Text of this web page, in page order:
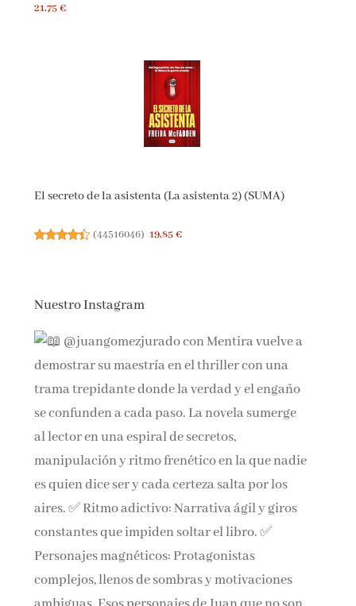
21,75 €
El secreto de la asistenta (La asistenta 2) (SUMA)
(44516046) 19,85 €
Nuestro Instagram